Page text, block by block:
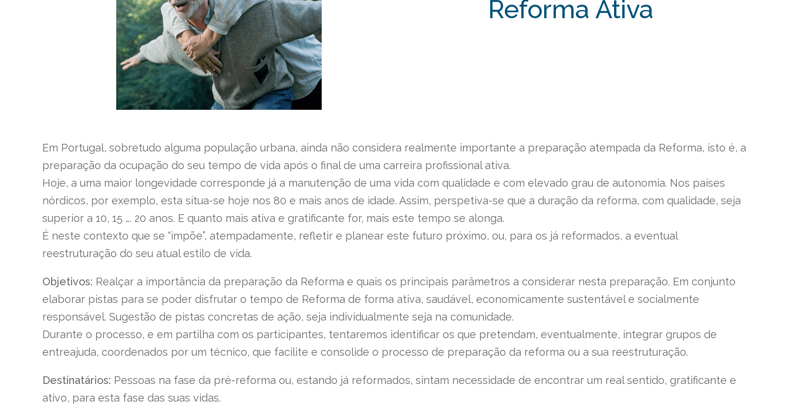
Reforma Ativa
Em Portugal, sobretudo alguma população urbana, ainda não considera realmente importante a preparação atempada da Reforma, isto é, a
preparação da ocupação do seu tempo de vida após o final de uma carreira profissional ativa.
Hoje, a uma maior longevidade corresponde já a manutenção de uma vida com qualidade e com elevado grau de autonomia. Nos países
nórdicos, por exemplo, esta situa-se hoje nos 80 e mais anos de idade. Assim, perspetiva-se que a duração da reforma, com qualidade, seja
superior a 10, 15 …. 20 anos. E quanto mais ativa e gratificante for, mais este tempo se alonga.
É neste contexto que se “impõe”, atempadamente, refletir e planear este futuro próximo, ou, para os já reformados, a eventual
reestruturação do seu atual estilo de vida.
Objetivos: Realçar a importância da preparação da Reforma e quais os principais parâmetros a considerar nesta preparação. Em conjunto
elaborar pistas para se poder disfrutar o tempo de Reforma de forma ativa, saudável, economicamente sustentável e socialmente
responsável. Sugestão de pistas concretas de ação, seja individualmente seja na comunidade.
Durante o processo, e em partilha com os participantes, tentaremos identificar os que pretendam, eventualmente, integrar grupos de
entreajuda, coordenados por um técnico, que facilite e consolide o processo de preparação da reforma ou a sua reestruturação.
Destinatários: Pessoas na fase da pré-reforma ou, estando já reformados, sintam necessidade de encontrar um real sentido, gratificante e
ativo, para esta fase das suas vidas.